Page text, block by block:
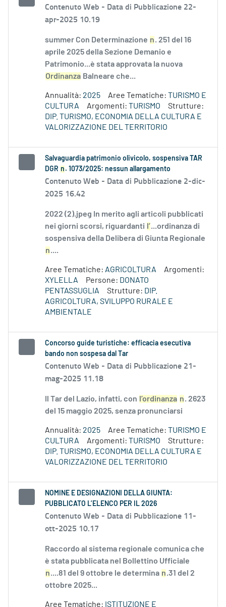
Contenuto Web - Data di Pubblicazione 22-
apr-2025 10.19
summer Con Determinazione n. 251 del 16
aprile 2025 della Sezione Demanio e
Patrimonio...è stata approvata la nuova
Ordinanza Balneare che...
Annualità: 2025 Aree Tematiche: TURISMO E
CULTURA
Argomenti: TURISMO
Strutture:
DIP. TURISMO, ECONOMIA DELLA CULTURA E
VALORIZZAZIONE DEL TERRITORIO
Salvaguardia patrimonio olivicolo, sospensiva TAR
DGR n . 1073/2025: nessun allargamento
Contenuto Web - Data di Pubblicazione 2-dic-
2025 16.42
2022 (2).jpeg In merito agli articoli pubblicati
nei giorni scorsi, riguardanti l’...ordinanza di
sospensiva della Delibera di Giunta Regionale
n....
Aree Tematiche: AGRICOLTURA
Argomenti:
XYLELLA
Persone: DONATO
PENTASSUGLIA
Strutture: DIP.
AGRICOLTURA, SVILUPPO RURALE E
AMBIENTALE
Concorso guide turistiche: efficacia esecutiva
bando non sospesa dal Tar
Contenuto Web - Data di Pubblicazione 21-
mag-2025 11.18
Il Tar del Lazio, infatti, con l’ordinanza n. 2623
del 15 maggio 2025, senza pronunciarsi
Annualità: 2025 Aree Tematiche: TURISMO E
CULTURA
Argomenti: TURISMO
Strutture:
DIP. TURISMO, ECONOMIA DELLA CULTURA E
VALORIZZAZIONE DEL TERRITORIO
NOMINE E DESIGNAZIONI DELLA GIUNTA:
PUBBLICATO L’ELENCO PER IL 2026
Contenuto Web - Data di Pubblicazione 11-
ott-2025 10.17
Raccordo al sistema regionale comunica che
è stata pubblicata nel Bollettino Ufficiale
n....81 del 9 ottobre le determina n.31 del 2
ottobre 2025...
Aree Tematiche: ISTITUZIONE E